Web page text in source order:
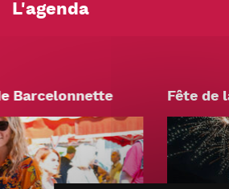
L'agenda
Fête de la Saint-Laurent